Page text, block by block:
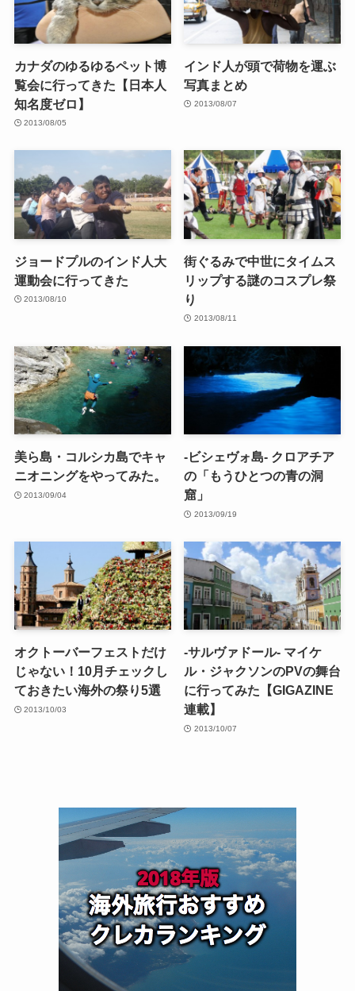
カナダのゆるゆるペット博
覧会に行ってきた【日本人
知名度ゼロ】
2013/08/05
インド人が頭で荷物を運ぶ
写真まとめ
2013/08/07
ジョードプルのインド人大
運動会に行ってきた
2013/08/10
街ぐるみで中世にタイムス
リップする謎のコスプレ祭
り
2013/08/11
美ら島・コルシカ島でキャ
ニオニングをやってみた。
2013/09/04
-ビシェヴォ島- クロアチア
の「もうひとつの青の洞
窟」
2013/09/19
オクトーバーフェストだけ
じゃない！10月チェックし
ておきたい海外の祭り5選
2013/10/03
-サルヴァドール- マイケ
ル・ジャクソンのPVの舞台
に行ってみた【GIGAZINE
連載】
2013/10/07